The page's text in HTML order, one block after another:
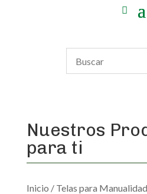
Nuestros
para ti
Inicio / Telas para